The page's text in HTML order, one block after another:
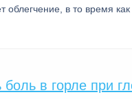
облегчение, в то время
в горле при